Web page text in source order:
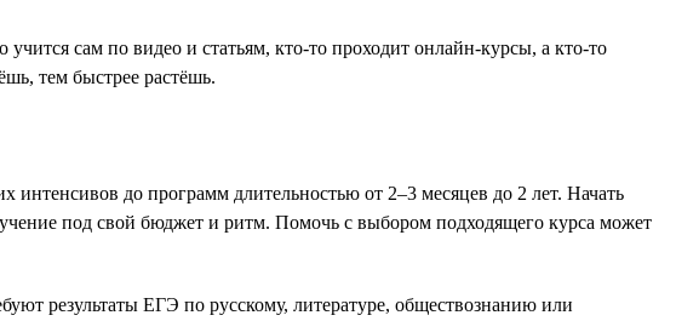
сам по видео и статьям, кто-то проходит онлайн-курсы, а кто-то
тем быстрее растёшь.
до программ длительностью от 2–3 месяцев до 2 лет. Начать
под свой бюджет и ритм. Помочь с выбором подходящего курса может
результаты ЕГЭ по русскому, литературе, обществознанию или